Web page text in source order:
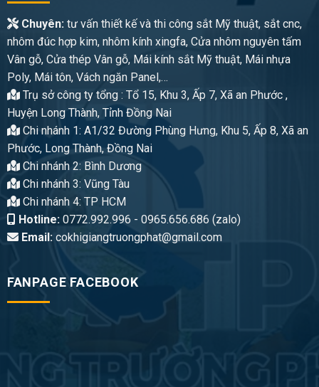
Chuyên:tư vấn thiết kế và thi công sắt Mỹ thuật, sắt cnc,
nhôm đúc hợp kim, nhôm kính xingfa, Cửa nhôm nguyên tấm
Vân gỗ, Cửa thép Vân gỗ, Mái kính sắt Mỹ thuật, Mái nhựa
Poly, Mái tôn, Vách ngăn Panel,…
Trụ sở công ty tổng : Tổ 15, Khu 3, Ấp 7, Xã an Phước ,
Huyện Long Thành, Tỉnh Đồng Nai
Chi nhánh 1: A1/32 Đường Phùng Hưng, Khu 5, Ấp 8, Xã an
Phước, Long Thành, Đồng Nai
Chi nhánh 2: Bình Dương
Chi nhánh 3: Vũng Tàu
Chi nhánh 4: TP HCM
Hotline:0772.992.996 - 0965.656.686 (zalo)
Email:cokhigiangtruongphat@gmail.com
FANPAGE FACEBOOK